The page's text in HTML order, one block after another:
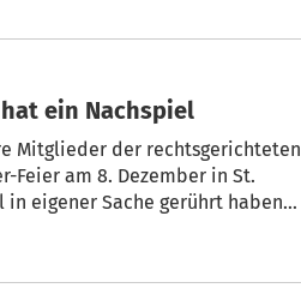
hat ein Nachspiel
Mitglieder der rechtsgerichteten
Feier am 8. Dezember in St.
eigener Sache gerührt haben